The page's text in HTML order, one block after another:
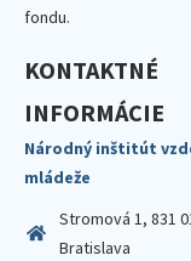
fondu.
KONTAKTNÉ
INFORMÁCIE
Národný inštitút
mládeže
Stromová 1, 831
Bratislava